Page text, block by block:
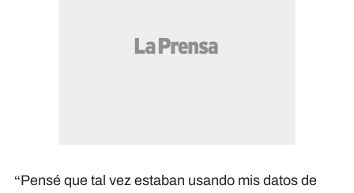
“Pensé que tal vez estaban usando mis datos de